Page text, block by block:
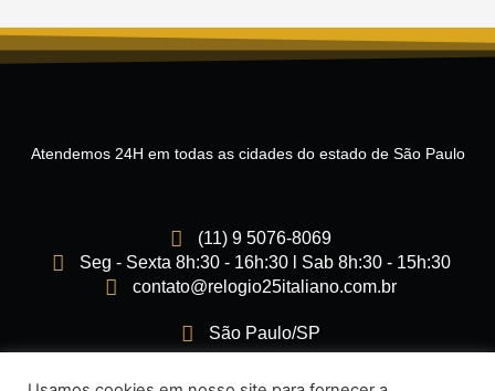
Atendemos 24H em todas as cidades do estado de São Paulo
(11) 9 5076-8069
Seg - Sexta 8h:30 - 16h:30 l Sab 8h:30 - 15h:30
contato@relogio25italiano.com.br
São Paulo/SP